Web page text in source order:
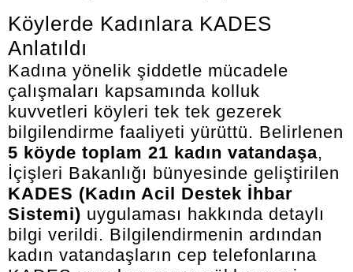
Köylerde Kadınlara KADES
Anlatıldı
Kadına yönelik şiddetle mücadele
çalışmaları kapsamında kolluk
kuvvetleri köyleri tek tek gezerek
bilgilendirme faaliyeti yürüttü. Belirlenen
5 köyde toplam 21 kadın vatandaşa,
İçişleri Bakanlığı bünyesinde geliştirilen
KADES (Kadın Acil Destek İhbar
Sistemi) uygulaması hakkında detaylı
bilgi verildi. Bilgilendirmenin ardından
kadın vatandaşların cep telefonlarına